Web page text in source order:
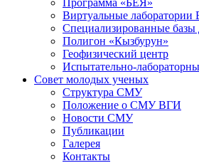
Программа «БЕЯ»
Виртуальные лаборатории
Специализированные
Полигон «Кызбурун»
Геофизический центр
Испытательно-
Совет молодых ученых
Структура СМУ
Положение о СМУ ВГИ
Новости СМУ
Публикации
Галерея
Контакты